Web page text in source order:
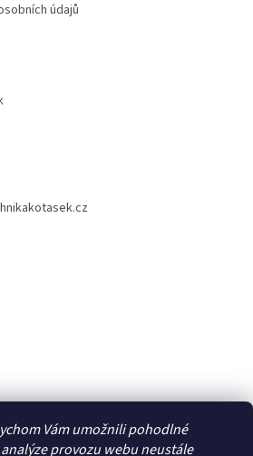
Vám umožnili pohodlné
provozu webu neustále
údajů